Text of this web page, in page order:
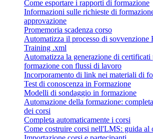
Come esportare i rapporti di formazione
Informazioni sulle richieste di
approvazione
Promemoria scadenza corso
Automatizza il processo di
Training .xml
Automatizza la generazione di certificati
formazione con flussi di lavoro
Incorporamento di link nei materiali di
Test di conoscenza in Formazione
Modelli di sondaggio in formazione
Automazione della formazione:
dei corsi
Completa automaticamente i corsi
Come costruire corsi nell'LMS: guida al